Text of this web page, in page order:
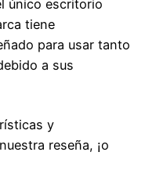
único escritorio
tiene
para usar tanto
a sus
y
reseña, ¡o